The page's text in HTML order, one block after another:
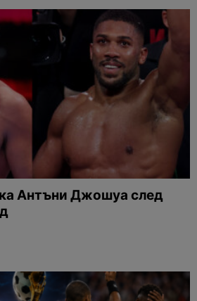
Антъни Джошуа след